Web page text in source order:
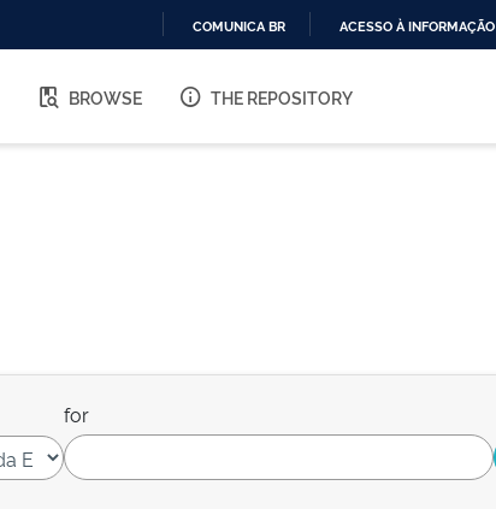
O
COMUNICA BR ACESSO À INFORMAÇÃO
BROWSE THE REPOSITORY
for